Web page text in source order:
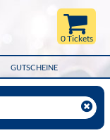
GUTSCHEINE
0 Tickets